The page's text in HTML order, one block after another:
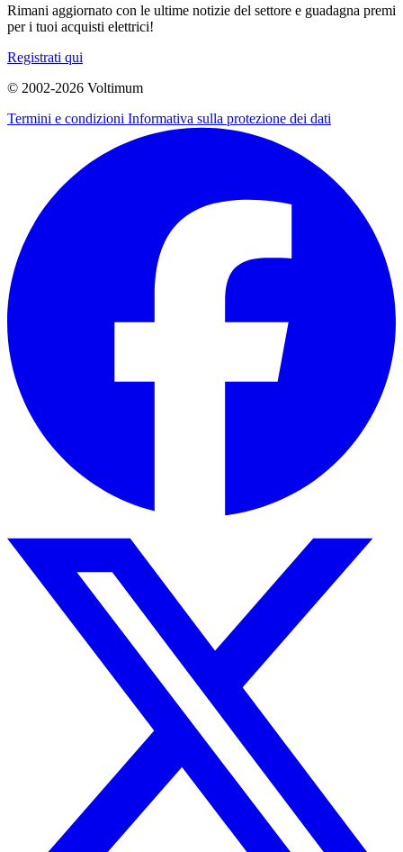
Rimani aggiornato con le ultime notizie del settore e guadagna premi
per i tuoi acquisti elettrici!
Registrati qui
© 2002-2026 Voltimum
Termini e condizioni Informativa sulla protezione dei dati